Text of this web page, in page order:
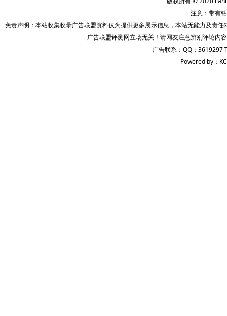
注意：带有
免责声明：本站收集收录广告联盟资料仅为提供更多展示信息，本站无能力及责
广告联盟评测网立场无关！请网友注意辨别评论内
广告联系：QQ：3619297
Powered by：